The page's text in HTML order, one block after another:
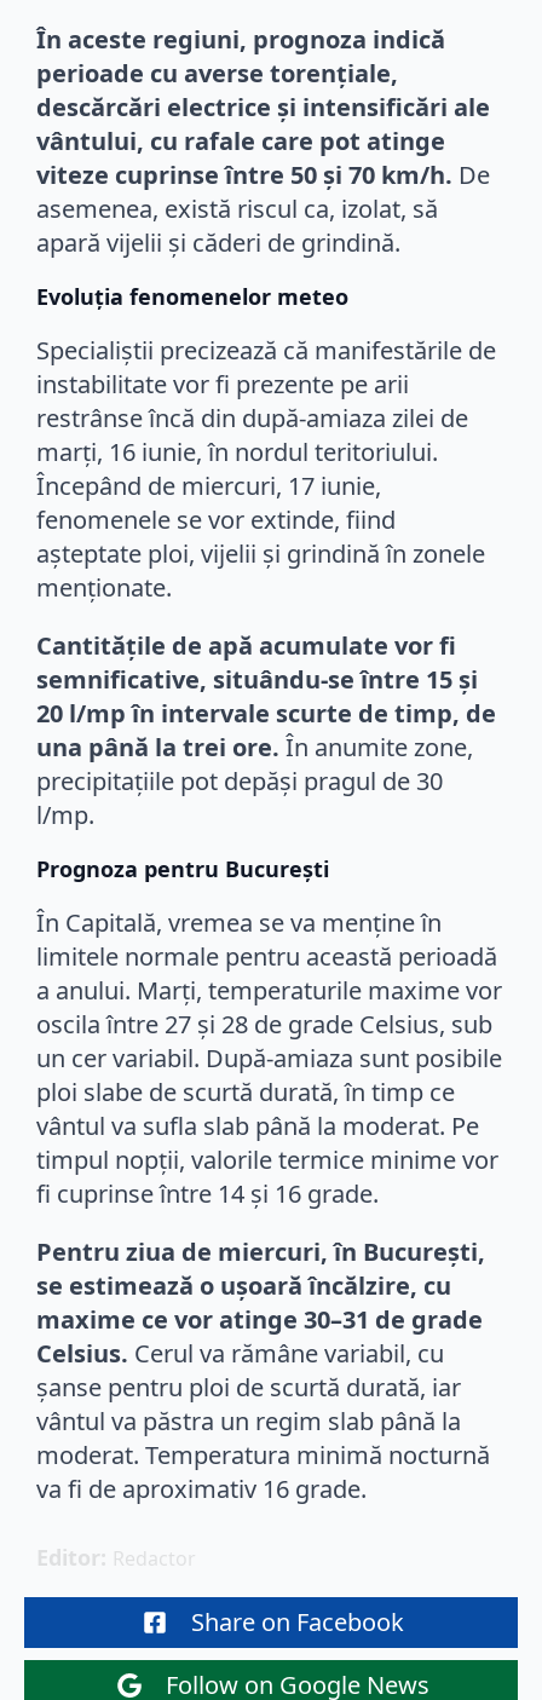
În aceste regiuni, prognoza indică
perioade cu averse torențiale,
descărcări electrice și intensificări ale
vântului, cu rafale care pot atinge
viteze cuprinse între 50 și 70 km/h. De
asemenea, există riscul ca, izolat, să
apară vijelii și căderi de grindină.
Evoluția fenomenelor meteo
Specialiștii precizează că manifestările de
instabilitate vor fi prezente pe arii
restrânse încă din după-amiaza zilei de
marți, 16 iunie, în nordul teritoriului.
Începând de miercuri, 17 iunie,
fenomenele se vor extinde, fiind
așteptate ploi, vijelii și grindină în zonele
menționate.
Cantitățile de apă acumulate vor fi
semnificative, situându-se între 15 și
20 l/mp în intervale scurte de timp, de
una până la trei ore. În anumite zone,
precipitațiile pot depăși pragul de 30
l/mp.
Prognoza pentru București
În Capitală, vremea se va menține în
limitele normale pentru această perioadă
a anului. Marți, temperaturile maxime vor
oscila între 27 și 28 de grade Celsius, sub
un cer variabil. După-amiaza sunt posibile
ploi slabe de scurtă durată, în timp ce
vântul va sufla slab până la moderat. Pe
timpul nopții, valorile termice minime vor
fi cuprinse între 14 și 16 grade.
Pentru ziua de miercuri, în București,
se estimează o ușoară încălzire, cu
maxime ce vor atinge 30–31 de grade
Celsius. Cerul va rămâne variabil, cu
șanse pentru ploi de scurtă durată, iar
vântul va păstra un regim slab până la
moderat. Temperatura minimă nocturnă
va fi de aproximativ 16 grade.
Editor: Redactor
Share on Facebook
Follow on Google News